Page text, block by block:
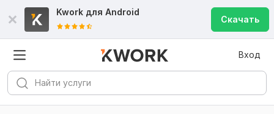
Kwork для Android
Скачать
Вход